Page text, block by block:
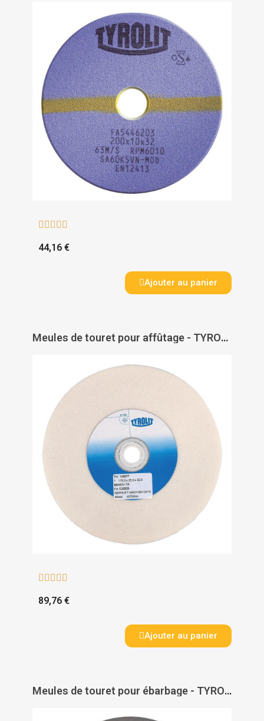
    
44,16 €
Ajouter au panier
Meules de touret pour affûtage - TYROLIT
    
89,76 €
Ajouter au panier
Meules de touret pour ébarbage - TYROLIT